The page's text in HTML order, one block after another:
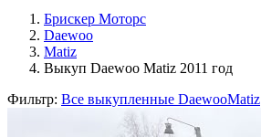
Брискер Моторс
Daewoo
Matiz
Выкуп Daewoo Matiz 2011 год
Фильтр: Все выкупленные DaewooMatiz